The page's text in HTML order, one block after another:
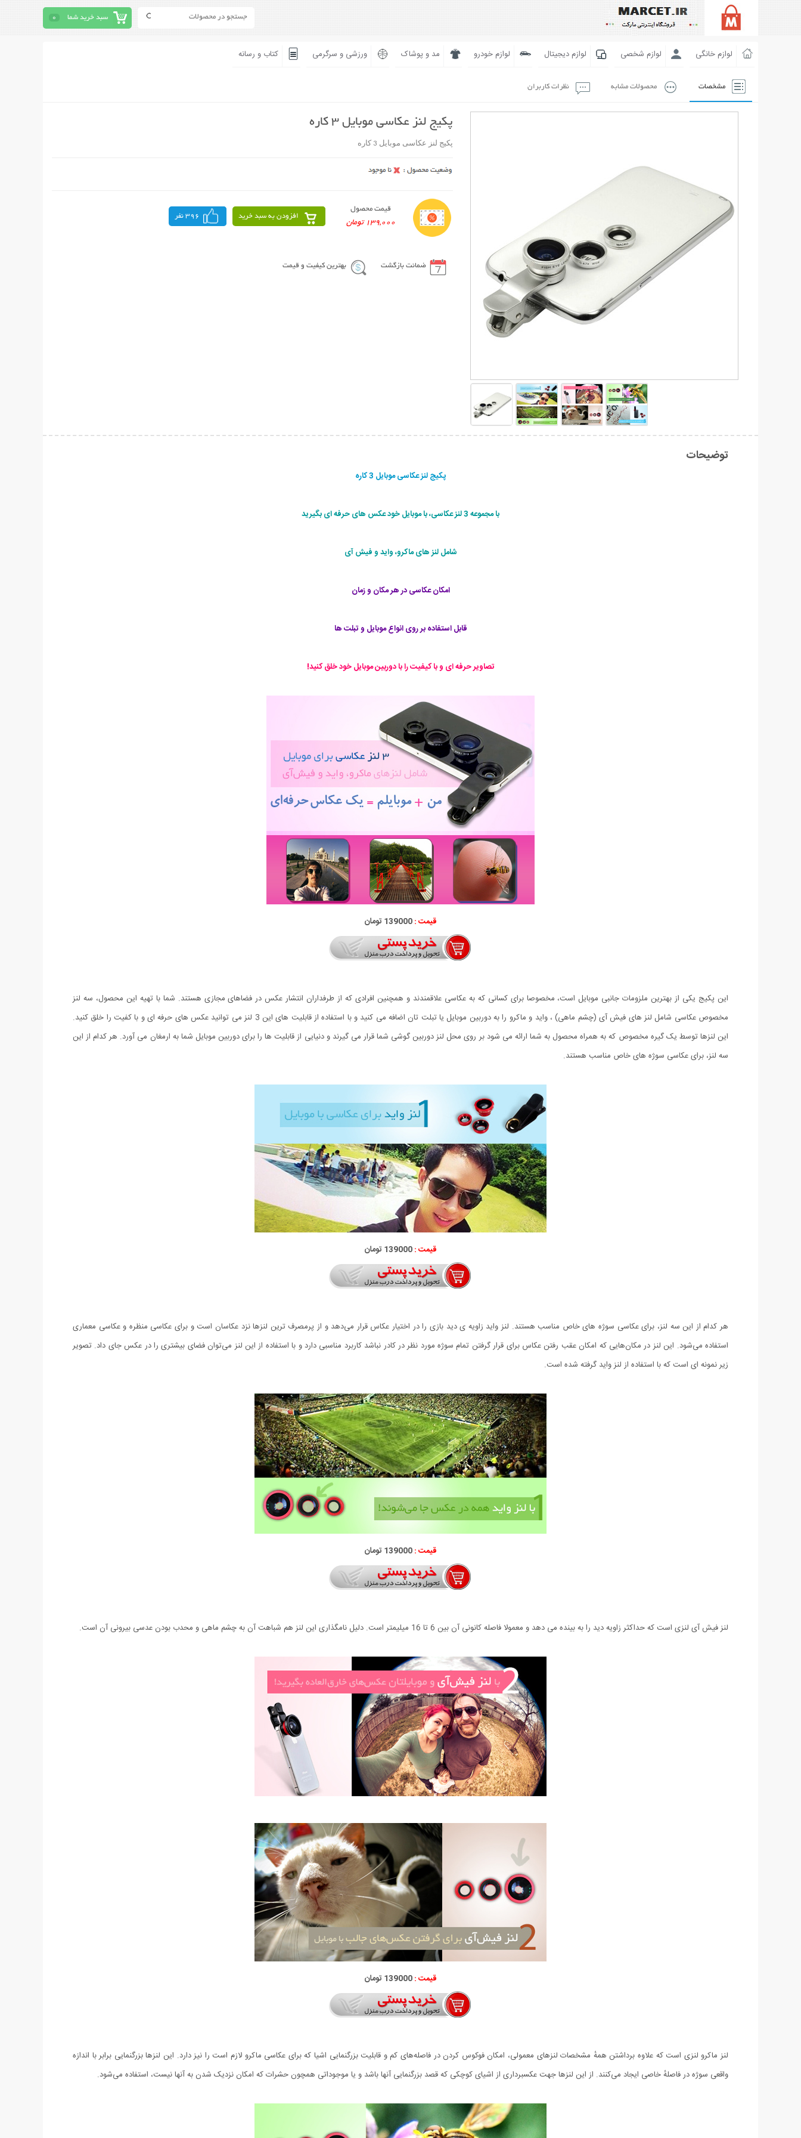
سبد خرید شما 0
لوازم خانگی لوازم شخصی لوازم دیجیتال لوازم خودرو مد و پوشاک ورزشی و سرگرمی کتاب و رسانه
مشخصات محصولات مشابه نظرات کاربران
پکیج لنز عکاسی موبایل 3 کاره
پکیج لنز عکاسی موبایل 3 کاره
قیمت محصول
139,000 تومان
افزودن به سبد خرید 396 نفر
ضمانت بازگشت بهترین کیفیت و قیمت
توضیحات
پکیج لنز عکاسی موبایل 3 کاره
با مجموعه 3 لنز عکاسی، با موبایل خود عکس های حرفه ای بگیرید
شامل لنز های ماکرو، واید و فیش آی
امکان عکاسی در هر مکان و زمان
قابل استفاده بر روی انواع موبایل و تبلت ها
تصاویر حرفه ای و با کیفیت را با دوربین موبایل خود خلق کنید‍!
قیمت :139000 تومان
این پکیج یکی از بهترین ملزومات جانبی موبایل است، مخصوصا برای کسانی که به عکاسی علاقمندند و همچنین افرادی که از طرفداران انتشار عکس در فضاهای مجازی هستند. شما با تهیه این محصول، سه لنز
مخصوص عکاسی شامل لنز های فیش آی (چشم ماهی) ، واید و ماکرو را به دوربین موبایل یا تبلت تان اضافه می کنید و با استفاده از قابلیت های این 3 لنز می توانید عکس های حرفه ای و با کفیت را خلق کنید.
این لنزها توسط یک گیره مخصوص که به همراه محصول به شما ارائه می شود بر روی محل لنز دوربین گوشی شما قرار می گیرند و دنیایی از قابلیت ها را برای دوربین موبایل شما به ارمغان می آورد. هر کدام از این
سه لنز، برای عکاسی سوژه های خاص مناسب هستند.
قیمت :139000 تومان
هر کدام از این سه لنز، برای عکاسی سوژه های خاص مناسب هستند. لنز واید زاویه ی دید بازی را در اختیار عکاس قرار می‌دهد و از پرمصرف ترین لنزها نزد عکاسان است و برای عکاسی منظره و عکاسی معماری
استفاده می‌شود. این لنز در مکان‌هایی که امکان عقب رفتن عکاس برای قرار گرفتن تمام سوژه مورد نظر در کادر نباشد کاربرد مناسبی دارد و با استفاده از این لنز می‌توان فضای بیشتری را در عکس جای داد. تصویر
زیر نمونه ای است که با استفاده از لنز واید گرفته شده است.
قیمت :139000 تومان
لنز فیش آی لنزی است که حداکثر زاویه دید را به بینده می دهد و معمولا فاصله کانونی آن بین 6 تا 16 میلیمتر است. دلیل نامگذاری این لنز هم شباهت آن به چشم ماهی و محدب بودن عدسی بیرونی آن است.
قیمت :139000 تومان
لنز ماکرو لنزی است که علاوه برداشتن همهٔ مشخصات لنزهای معمولی، امکان فوکوس کردن در فاصله‌های کم و قابلیت بزرگنمایی اشیا که برای عکاسی ماکرو لازم است را نیز دارد. این لنزها بزرگنمایی برابر با اندازه
واقعی سوژه در فاصلهٔ خاصی ایجاد می‌کنند. از این لنزها جهت عکسبرداری از اشیای کوچکی که قصد بزرگنمایی آنها باشد و یا موجوداتی همچون حشرات که امکان نزدیک شدن به آنها نیست، استفاده می‌شود.